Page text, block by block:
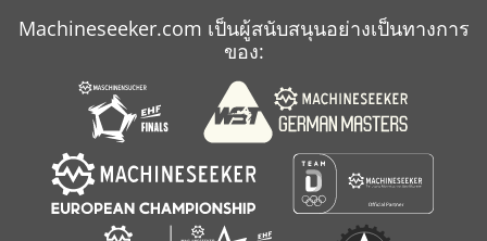
Machineseeker.com เป็นผู้สนับสนุนอย่างเป็นทางการ
ของ: